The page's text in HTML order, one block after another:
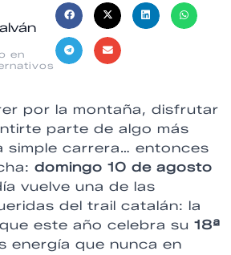
en
por la montaña, disfrutar
parte de algo más
simple carrera… entonces
domingo 10 de agosto
vuelve una de las
del trail catalán: la
este año celebra su 18ª
energía que nunca en